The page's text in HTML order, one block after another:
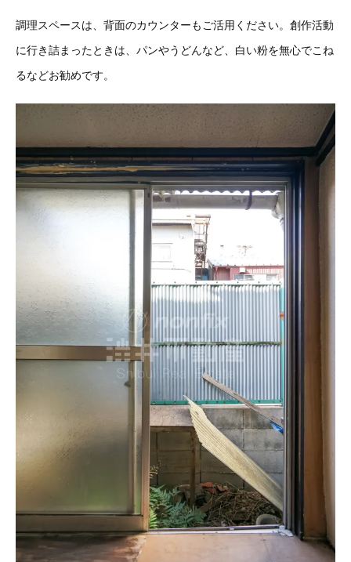
調理スペースは、背面のカウンターもご活用ください。創作活動
に行き詰まったときは、パンやうどんなど、白い粉を無心でこね
るなどお勧めです。